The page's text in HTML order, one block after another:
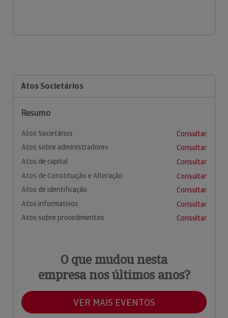
Atos Societários
Resumo
Atos Societários
Consultar
Atos sobre administradores
Consultar
Atos de capital
Consultar
Atos de Constituição e Alteração
Consultar
Atos de identificação
Consultar
Atos informativos
Consultar
Atos sobre procedimentos
Consultar
O que mudou nesta
empresa nos últimos anos?
VER MAIS EVENTOS